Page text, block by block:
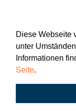
Diese Webseite
unter
Informationen
Seite.